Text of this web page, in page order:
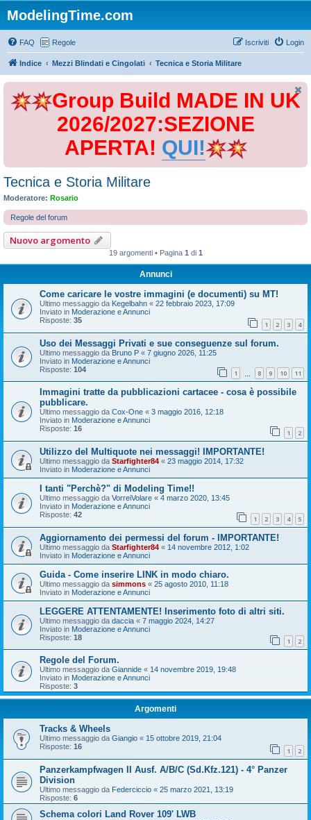
ModelingTime.com
FAQ Regole Login
Iscriviti
Indice Mezzi Blindati e Cingolati Tecnica e Storia Militare
Group Build MADE IN UK
2026/2027:SEZIONE
APERTA! QUI!
Tecnica e Storia Militare
Moderatore: Rosario
Regole del forum
Nuovo argomento
19 argomenti • Pagina 1 di 1
Annunci
Come caricare le vostre immagini (e documenti) su MT!
Ultimo messaggio da Kegelbahn « 22 febbraio 2023, 17:09
Inviato in Moderazione e Annunci
Risposte: 35 1 2 3 4
Uso dei Messaggi Privati e sue conseguenze sul forum.
Ultimo messaggio da Bruno P « 7 giugno 2026, 11:25
Inviato in Moderazione e Annunci
Risposte: 104 1 8 9 10 11
Immagini tratte da pubblicazioni cartacee - cosa è possibile
pubblicare.
Ultimo messaggio da Cox-One « 3 maggio 2016, 12:18
Inviato in Moderazione e Annunci
Risposte: 16 1 2
Utilizzo del Multiquote nei messaggi! IMPORTANTE!
Ultimo messaggio da Starfighter84 « 23 maggio 2014, 17:32
Inviato in Moderazione e Annunci
I tanti "Perchè?" di Modeling Time!!
Ultimo messaggio da VorreiVolare « 4 marzo 2020, 13:45
Inviato in Moderazione e Annunci
Risposte: 42 1 2 3 4 5
Aggiornamento dei permessi del forum - IMPORTANTE!
Ultimo messaggio da Starfighter84 « 14 novembre 2012, 1:02
Inviato in Moderazione e Annunci
Guida - Come inserire LINK in modo chiaro.
Ultimo messaggio da simmons « 25 agosto 2010, 11:18
Inviato in Moderazione e Annunci
LEGGERE ATTENTAMENTE! Inserimento foto di altri siti.
Ultimo messaggio da daccia « 7 maggio 2024, 14:27
Inviato in Moderazione e Annunci
Risposte: 18 1 2
Regole del Forum.
Ultimo messaggio da Giannide « 14 novembre 2019, 19:48
Inviato in Moderazione e Annunci
Risposte: 3
Argomenti
Tracks & Wheels
Ultimo messaggio da Giangio « 15 ottobre 2019, 21:04
Risposte: 16 1 2
Panzerkampfwagen II Ausf. A/B/C (Sd.Kfz.121) - 4° Panzer
Division
Ultimo messaggio da Federciccio « 25 marzo 2021, 13:19
Risposte: 6
Schema colori Land Rover 109' LWB